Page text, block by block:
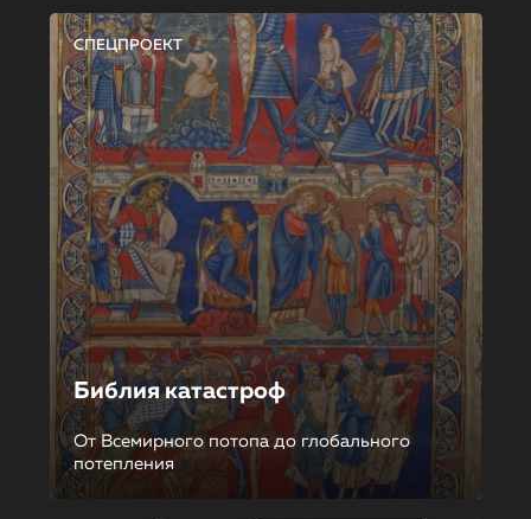
СПЕЦПРОЕКТ
Библия катастроф
От Всемирного потопа до глобального
потепления